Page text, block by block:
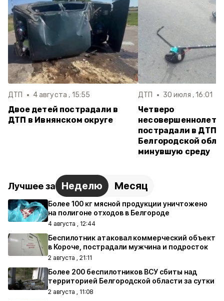
ДТП 4 августа , 15:55
Двое детей пострадали в
ДТП в Ивнянском округе
ДТП 30 июля , 16:01
Четверо
пострадали в ДТП в
Белгородской
минувшую среду
Лучшее за Неделю Месяц
Более 100 кг мясной продукции уничтожено
на полигоне отходов в Белгороде
4 августа , 12:44
Беспилотник атаковал коммерческий объект
в Короче, пострадали мужчина и подросток
2 августа , 21:11
Более 200 беспилотников ВСУ сбиты над
территорией Белгородской области за сутки
2 августа , 11:08